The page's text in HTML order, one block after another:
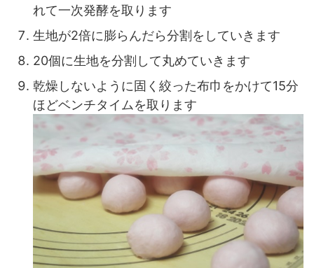
れて一次発酵を取ります
生地が2倍に膨らんだら分割をしていきます
20個に生地を分割して丸めていきます
乾燥しないように固く絞った布巾をかけて15分
ほどベンチタイムを取ります